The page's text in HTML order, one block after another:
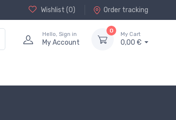
Wishlist (0) Order tracking
Hello, Sign in
My Account
0
My Cart
0,00 €